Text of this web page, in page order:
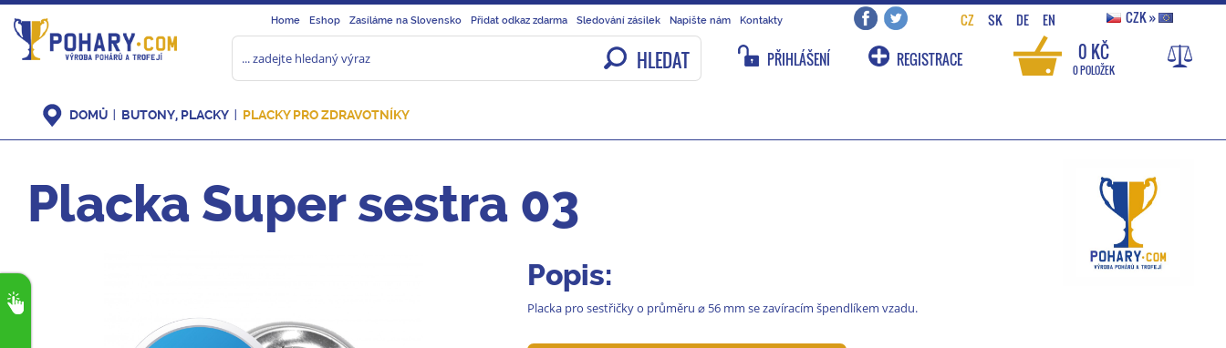
Home Eshop Zasíláme na Slovensko Přidat odkaz zdarma Sledování zásilek Napište nám Kontakty CZ SK DE EN CZK»
HLEDAT PŘIHLÁŠENÍ REGISTRACE 0 KČ
0 POLOŽEK
DOMŮ BUTONY, PLACKY PLACKY PRO ZDRAVOTNÍKY
Placka Super sestra 03
Popis:
Placka pro sestřičky o průměru ⌀ 56 mm se zavíracím špendlíkem vzadu.